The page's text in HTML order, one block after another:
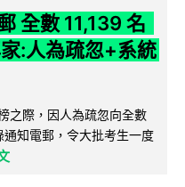
全數 11,139 名
:人為疏忽+系統
之際，因人為疏忽向全數
知電郵，令大批考生一度